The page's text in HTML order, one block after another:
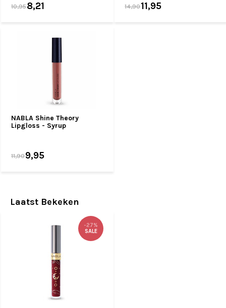
10,958,21 14,9011,95
NABLA Shine Theory
Lipgloss - Syrup
11,909,95
Laatst Bekeken
-27%
SALE